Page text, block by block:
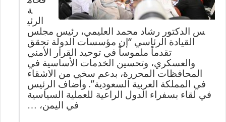
ة
الرئي
س الدكتور رشاد محمد العليمي، رئيس مجلس
القيادة الرئاسي “إن مؤسسات الدولة تحقق
تقدماً ملموساً في توحيد القرار الأمني
والعسكري، وتحسين الخدمات الأساسية في
المحافظات المحررة، بدعم سخي من الاشقاء
في المملكة العربية السعودية”. وأضاف الرئيس
في لقاء بسفراء الدول الراعية للعملية السياسية
في اليمن، …